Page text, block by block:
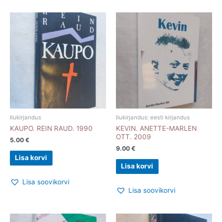
Ilukirjandus
KAUPO. REIN RAUD. 1990
5.00 €
Lisa korvi
Lisa soovikorvi
Ilukirjandus: eesti kirjandus
KEVIN. ANETTE-MARLEN
OTT. 2009
9.00 €
Lisa korvi
Lisa soovikorvi